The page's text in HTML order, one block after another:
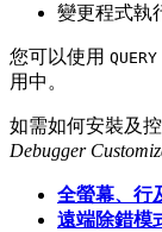
變更程式執
您可以使用
用中。
如需如何安裝及
Debugger
全螢幕、行
遠端除錯模